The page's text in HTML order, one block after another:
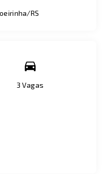
RS
3 Vagas